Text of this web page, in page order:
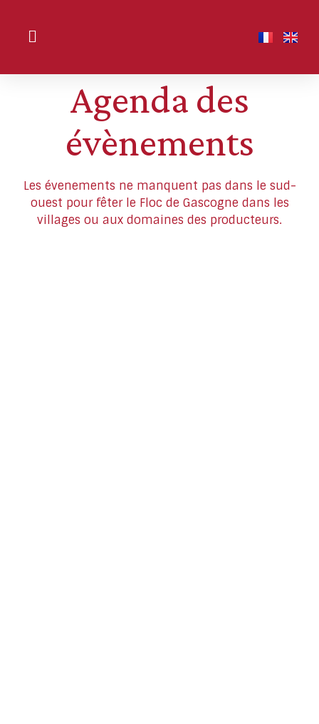
Agenda des
évènements
Les évenements ne manquent pas dans le sud-
ouest pour fêter le Floc de Gascogne dans les
villages ou aux domaines des producteurs.